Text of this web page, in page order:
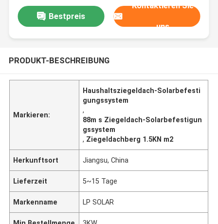
Bestpreis
Kontaktieren Sie
uns
PRODUKT-BESCHREIBUNG
Markieren:
Haushaltsziegeldach-Solarbefesti
gungssystem
,
88m s Ziegeldach-Solarbefestigun
gssystem
, Ziegeldachberg 1.5KN m2
Herkunftsort Jiangsu, China
Lieferzeit 5~15 Tage
Markenname LP SOLAR